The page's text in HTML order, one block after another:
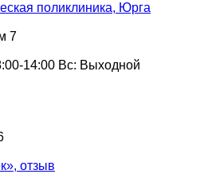
поликлиника, Юрга
7
14:00 Вс: Выходной
отзыв